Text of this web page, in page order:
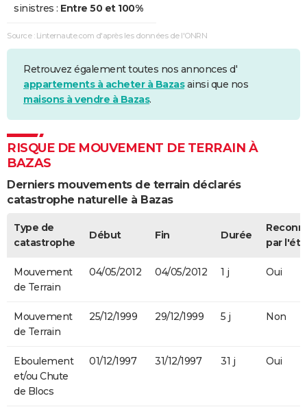
Sécheresse 01/10/1995 31/12/1998 1188 j
Sécheresse 01/01/1991 30/06/1992 547 j
sinistres : Entre 50 et 100%
Source : Linternaute.com d'après les données de l'ONRN
Retrouvez également toutes nos annonces d'
appartements à acheter à Bazasainsi que nos
maisons à vendre à Bazas.
RISQUE DE MOUVEMENT DE TERRAIN À
BAZAS
Derniers mouvements de terrain déclarés
catastrophe naturelle à Bazas
Type de
catastrophe
Début Fin Durée
par
Mouvement
de Terrain
04/05/2012 04/05/2012 1 j Oui
Mouvement
de Terrain
25/12/1999 29/12/1999 5 j Non
Eboulement
et/ou Chute
de Blocs
01/12/1997 31/12/1997 31 j Oui